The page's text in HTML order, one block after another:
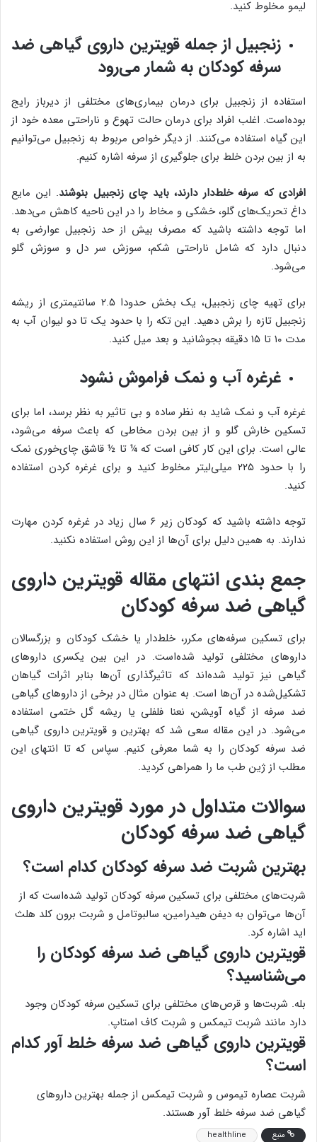
لیمو مخلوط کنید.
زنجبیل از جمله قویترین داروی گیاهی ضد
سرفه کودکان به شمار می‌رود
استفاده از زنجبیل برای درمان بیماری‌های مختلفی از دیرباز رایج
بوده‌است. اغلب افراد برای درمان حالت تهوع و ناراحتی معده خود از
این گیاه استفاده می‌کنند. از دیگر خواص مربوط به زنجبیل می‌توانیم
به از بین بردن خلط برای جلوگیری از سرفه اشاره کنیم.
افرادی که سرفه خلط‌دار دارند، باید چای زنجبیل بنوشند. این مایع
داغ تحریک‌های گلو، خشکی و مخاط را در این ناحیه کاهش می‌دهد.
اما توجه داشته باشید که مصرف بیش از حد زنجبیل عوارضی به
دنبال دارد که شامل ناراحتی شکم، سوزش سر دل و سوزش گلو
می‌شود.
برای تهیه چای زنجبیل، یک بخش حدودا ۲.۵ سانتیمتری از ریشه
زنجبیل تازه را برش دهید. این تکه را با حدود یک تا دو لیوان آب به
مدت ۱۰ تا ۱۵ دقیقه بجوشانید و بعد میل کنید.
غرغره آب و نمک فراموش نشود
غرغره آب و نمک شاید به نظر ساده و بی تاثیر به نظر برسد، اما برای
تسکین خارش گلو و از بین بردن مخاطی که باعث سرفه می‌شود،
عالی است. برای این کار کافی است که ¼ تا ½ قاشق چای‌خوری نمک
را با حدود ۲۲۵ میلی‌لیتر مخلوط کنید و برای غرغره کردن استفاده
کنید.
توجه داشته باشید که کودکان زیر ۶ سال زیاد در غرغره کردن مهارت
ندارند. به همین دلیل برای آن‌ها از این روش استفاده نکنید.
جمع بندی انتهای مقاله قویترین داروی
گیاهی ضد سرفه کودکان
برای تسکین سرفه‌های مکرر، خلط‌دار یا خشک کودکان و بزرگسالان
داروهای مختلفی تولید شده‌است. در این بین یکسری داروهای
گیاهی نیز تولید شده‌اند که تاثیرگذاری آن‌ها بنابر اثرات گیاهان
تشکیل‌شده در آن‌ها است. به عنوان مثال در برخی از داروهای گیاهی
ضد سرفه از گیاه آویشن، نعنا فلفلی یا ریشه گل ختمی استفاده
می‌شود. در این مقاله سعی شد که بهترین و قویترین داروی گیاهی
ضد سرفه کودکان را به شما معرفی کنیم. سپاس که تا انتهای این
مطلب از ژین طب ما را همراهی کردید.
سوالات متداول در مورد قویترین داروی
گیاهی ضد سرفه کودکان
بهترین شربت ضد سرفه کودکان کدام است؟
شربت‌های مختلفی برای تسکین سرفه کودکان تولید شده‌است که از
آن‌‎ها می‌توان به دیفن هیدرامین، سالبوتامل و شربت برون کلد هلث
اید اشاره کرد.
قویترین داروی گیاهی ضد سرفه کودکان را
می‌شناسید؟
بله. شربت‌ها و قرص‌های مختلفی برای تسکین سرفه کودکان وجود
دارد مانند شربت تیمکس و شربت کاف استاپ.
قویترین داروی گیاهی ضد سرفه خلط آور کدام
است؟
شربت عصاره تیموس و شربت تیمکس از جمله بهترین داروهای
گیاهی ضد سرفه خلط آور هستند.
منبع healthline